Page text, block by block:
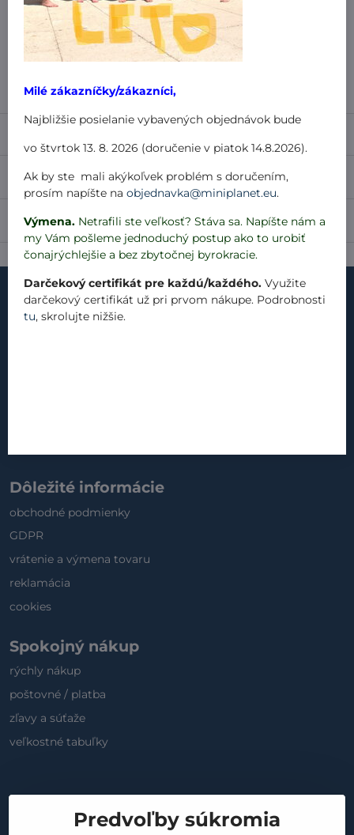
60,99 € doručíme za 3,99 €
61 € doručíme za 1,99 €
101 € a viac doručíme zadarmo
Recenzie 0
Diskusia 0
Dôležité informácie
obchodné podmienky
GDPR
vrátenie a výmena tovaru
reklamácia
cookies
Spokojný nákup
rýchly nákup
poštovné / platba
zľavy a súťaže
veľkostné tabuľky
Predvoľby súkromia
Milé zákazníčky/zákazníci,
Najbližšie posielanie vybavených objednávok bude
vo štvrtok 13. 8. 2026 (doručenie v piatok 14.8.2026).
Ak by ste mali akýkoľvek problém s doručením,
prosím napíšte naobjednavka@miniplanet.eu.
Výmena. Netrafili ste veľkosť? Stáva sa. Napíšte nám a
my Vám pošleme jednoduchý postup ako to urobiť
čonajrýchlejšie a bez zbytočnej byrokracie.
Darčekový certifikát pre každú/každého. Využite
darčekový certifikát už pri prvom nákupe. Podrobnosti
tu, skrolujte nižšie.